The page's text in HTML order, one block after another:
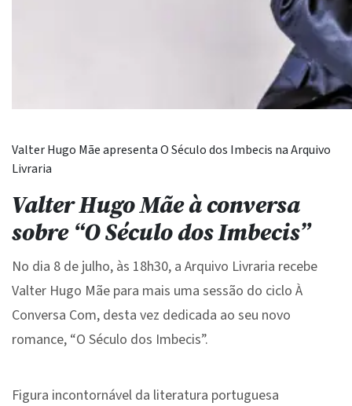
Valter Hugo Mãe apresenta O Século dos Imbecis na Arquivo
Livraria
Valter Hugo Mãe à conversa
sobre “O Século dos Imbecis”
No dia 8 de julho, às 18h30, a Arquivo Livraria recebe
Valter Hugo Mãe para mais uma sessão do ciclo À
Conversa Com, desta vez dedicada ao seu novo
romance, “O Século dos Imbecis”.
Figura incontornável da literatura portuguesa